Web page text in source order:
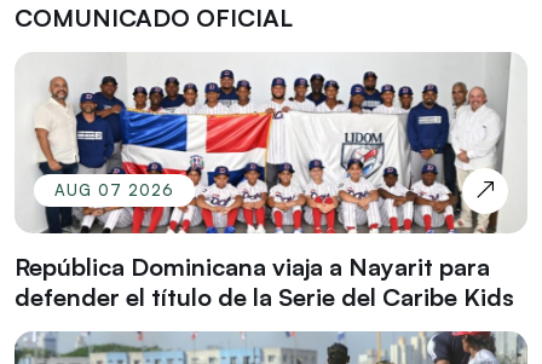
COMUNICADO OFICIAL
AUG 07 2026
República Dominicana viaja a Nayarit para
defender el título de la Serie del Caribe Kids